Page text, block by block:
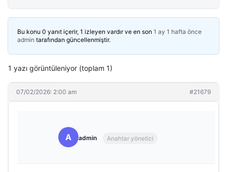
Bu konu 0 yanıt içerir, 1 izleyen vardır ve en son 1 ay 1 hafta önce
admin tarafından güncellenmiştir.
1 yazı görüntüleniyor (toplam 1)
07/02/2026: 2:00 am #21679
A admin Anahtar yönetici